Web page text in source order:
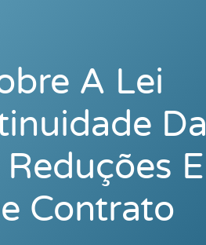
A Lei
Da
E
Contrato